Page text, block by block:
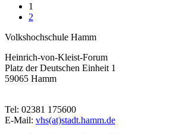
1
2
Volkshochschule Hamm
Heinrich-von-Kleist-Forum
Platz der Deutschen Einheit 1
59065 Hamm
Tel: 02381 175600
E-Mail: vhs(at)stadt.hamm.de